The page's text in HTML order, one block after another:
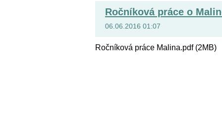
Ročníková práce o
06.06.2016 01:07
Ročníková práce Malina.pdf (2MB)